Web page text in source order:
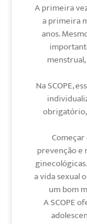
A primeira
a primeira
anos.
Na SCOPE,
prevenção e
a vida sexual
um bom
A SCOPE